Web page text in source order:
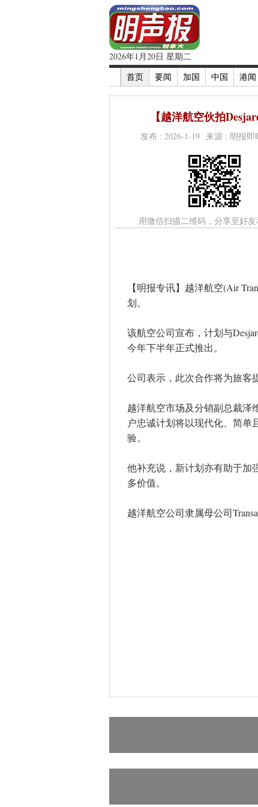
2026年1月20日 星期二
首页
要闻 加国 中国 港闻
【越洋航空伙拍
发布 : 2026-1-19 来源 : 明报即
用微信扫描二维码，分享至好
【明报专讯】越洋航空(Air
划。
该航空公司宣布，计划与
今年下半年正式推出。
公司表示，此次合作将为旅客
越洋航空市场及分销副总裁泽
户忠诚计划将以现代化、简
验。
他补充说，新计划亦有助于加
多价值。
越洋航空公司隶属母公司